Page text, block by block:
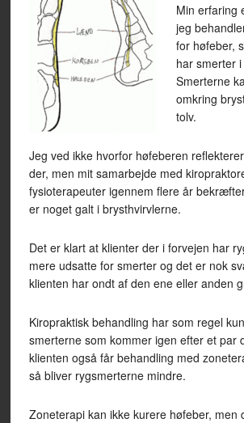
Min erfaring
jeg
for høfeber,
har smerter
Smerterne
omkring
tolv.
Jeg ved ikke hvorfor høfeberen
der, men mit samarbejde med
fysioterapeuter igennem flere år
er noget galt i brysthvirvlerne.
Det er klart at klienter der i forvejen har
mere udsatte for smerter og det er nok
klienten har ondt af den ene eller anden
Kiropraktisk behandling har som regel
smerterne som kommer igen efter et par
klienten også får behandling med
så bliver rygsmerterne mindre.
Zoneterapi kan ikke kurere høfeber, men